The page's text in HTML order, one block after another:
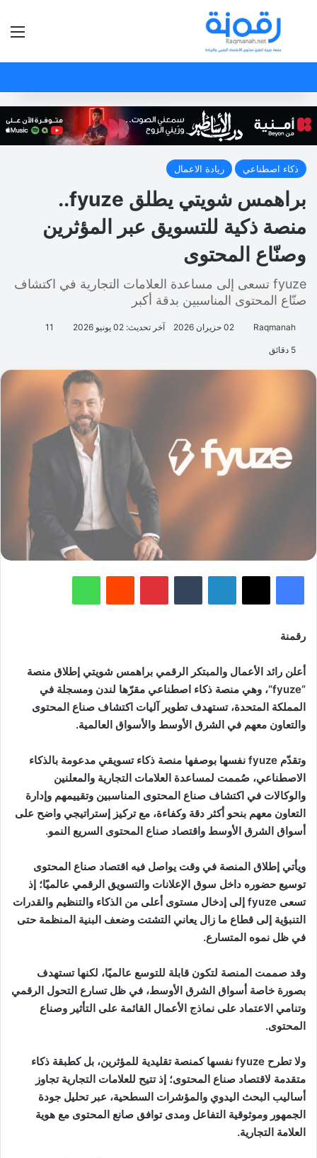
بحث عن
ذكاء اصطناعي ريادة الاعمال
براهمس شويتي يطلق fyuze..
منصة ذكية للتسويق عبر المؤثرين
وصنّاع المحتوى
fyuze تسعى إلى مساعدة العلامات التجارية في اكتشاف
صنّاع المحتوى المناسبين بدقة أكبر
Raqmanah 02 حزيران 2026 آخر تحديث: 02 يونيو 2026 11
فيسبوك لينكدإن بينتيريست
رقمنة
أعلن رائد الأعمال والمبتكر الرقمي براهمس شويتي إطلاق منصة
“fyuze“
، وهي منصة ذكاء اصطناعي مقرّها لندن ومسجلة في
المملكة المتحدة، تستهدف تطوير آليات اكتشاف صناع المحتوى
والتعاون معهم في الشرق الأوسط والأسواق العالمية.
وتقدّم
نفسها بوصفها منصة ذكاء تسويقي مدعومة بالذكاء
الاصطناعي، صُممت لمساعدة العلامات التجارية والمعلنين
والوكالات في اكتشاف صناع المحتوى المناسبين وتقييمهم وإدارة
التعاون معهم بنحو أكثر دقة وكفاءة، مع تركيز إستراتيجي واضح على
أسواق الشرق الأوسط واقتصاد صناع المحتوى السريع النمو.
ويأتي إطلاق المنصة في وقت يواصل فيه اقتصاد صناع المحتوى
توسيع حضوره داخل سوق الإعلانات والتسويق الرقمي عالميًا؛ إذ
تسعى
إلى إدخال مستوى أعلى من الذكاء والتنظيم والقدرات
التنبؤية إلى قطاع ما زال يعاني التشتت وضعف البنية المنظمة حتى
في ظل نموه المتسارع.
وقد صممت المنصة لتكون قابلة للتوسع عالميًا، لكنها تستهدف
بصورة خاصة أسواق الشرق الأوسط، في ظل تسارع التحول الرقمي
وتنامي الاعتماد على نماذج الأعمال القائمة على التأثير وصناع
المحتوى.
ولا تطرح
نفسها كمنصة تقليدية للمؤثرين، بل كطبقة ذكاء
متقدمة لاقتصاد صناع المحتوى؛ إذ تتيح للعلامات التجارية تجاوز
أساليب البحث اليدوي والمؤشرات السطحية، عبر تحليل جودة
الجمهور وموثوقية التفاعل ومدى توافق صانع المحتوى مع هوية
العلامة التجارية.